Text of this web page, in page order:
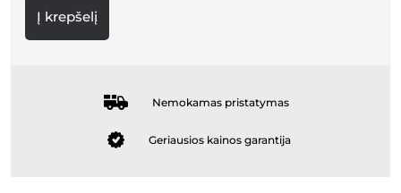
Į krepšelį
Nemokamas pristatymas
Geriausios kainos garantija